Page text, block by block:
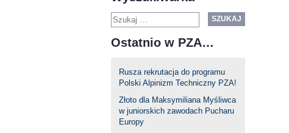
SZUKAJ
Ostatnio w PZA…
Rusza rekrutacja do programu
Polski Alpinizm Techniczny PZA!
Złoto dla Maksymiliana Myśliwca
w juniorskich zawodach Pucharu
Europy